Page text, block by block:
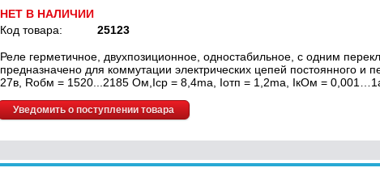
НЕТ В НАЛИЧИИ
Код товара:
25123
Реле герметичное, двухпозиционное, одностабильное, с одним
предназначено для коммутации электрических цепей постоянного и
27в, Rобм = 1520...2185 Ом,Iср = 8,4ma, Iотп = 1,2ma, IкОм =
Уведомить о поступлении товара